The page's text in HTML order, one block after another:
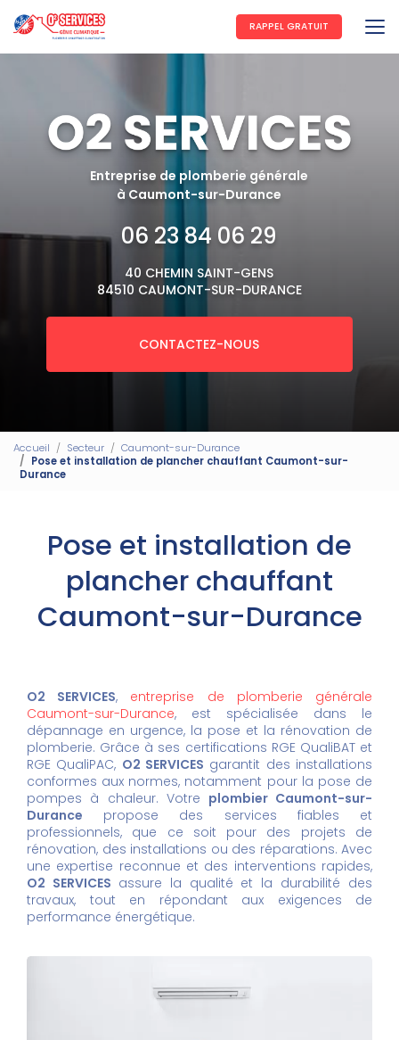
au
contenu
principal
RAPPEL GRATUIT
Entreprise de plomberie générale
à Caumont-sur-Durance
06 23 84 06 29
40 CHEMIN SAINT-GENS
84510 CAUMONT-SUR-DURANCE
CONTACTEZ-NOUS
Accueil Secteur
Caumont-sur-Durance
Pose et installation de plancher chauffant Caumont-sur-
Durance
Pose et installation de
plancher chauffant
Caumont-sur-Durance
O2 SERVICES, entreprise de plomberie générale
Caumont-sur-Durance, est spécialisée dans le
dépannage en urgence, la pose et la rénovation de
plomberie. Grâce à ses certifications RGE QualiBAT et
RGE QualiPAC, O2 SERVICES garantit des installations
conformes aux normes, notamment pour la pose de
pompes à chaleur. Votre plombier Caumont-sur-
Durance propose des services fiables et
professionnels, que ce soit pour des projets de
rénovation, des installations ou des réparations. Avec
une expertise reconnue et des interventions rapides,
O2 SERVICES assure la qualité et la durabilité des
travaux, tout en répondant aux exigences de
performance énergétique.